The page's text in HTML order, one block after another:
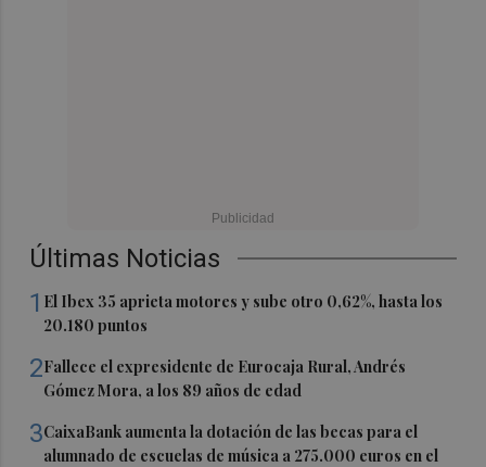
Últimas Noticias
1 El Ibex 35 aprieta motores y sube otro 0,62%, hasta los
20.180 puntos
2Fallece el expresidente de Eurocaja Rural, Andrés
Gómez Mora, a los 89 años de edad
3CaixaBank aumenta la dotación de las becas para el
alumnado de escuelas de música a 275.000 euros en el